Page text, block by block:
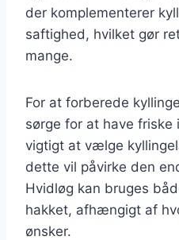
der komplementerer
saftighed, hvilket gør
mange.
For at forberede
sørge for at have friske
vigtigt at vælge
dette vil påvirke den
Hvidløg kan bruges
hakket, afhængigt af
ønsker.